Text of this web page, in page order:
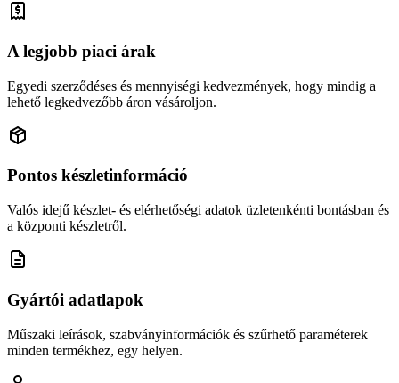
A legjobb piaci árak
Egyedi szerződéses és mennyiségi kedvezmények, hogy mindig a
lehető legkedvezőbb áron vásároljon.
Pontos készletinformáció
Valós idejű készlet- és elérhetőségi adatok üzletenkénti bontásban és
a központi készletről.
Gyártói adatlapok
Műszaki leírások, szabványinformációk és szűrhető paraméterek
minden termékhez, egy helyen.